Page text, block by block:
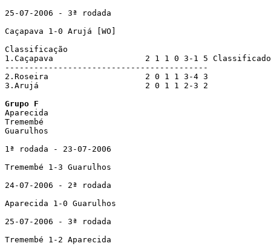
25-07-2006 - 3ª rodada
Caçapava 1-0 Arujá [WO]
Classificação
1.Caçapava                   2 1 1 0 3-1 5 Classificado
------------------------------------------
2.Roseira                    2 0 1 1 3-4 3
3.Arujá                      2 0 1 1 2-3 2
Grupo F
Aparecida
Tremembé
Guarulhos
1ª rodada - 23-07-2006
Tremembé 1-3 Guarulhos
24-07-2006 - 2ª rodada
Aparecida 1-0 Guarulhos
25-07-2006 - 3ª rodada
Tremembé 1-2 Aparecida